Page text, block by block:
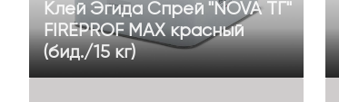
Клей Эгида Спрей "NOVA ТГ"
FIREPROF MAX красный
(бид./15 кг)